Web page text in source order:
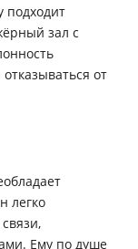
подходит
зал с
от
легко
Ему по душе